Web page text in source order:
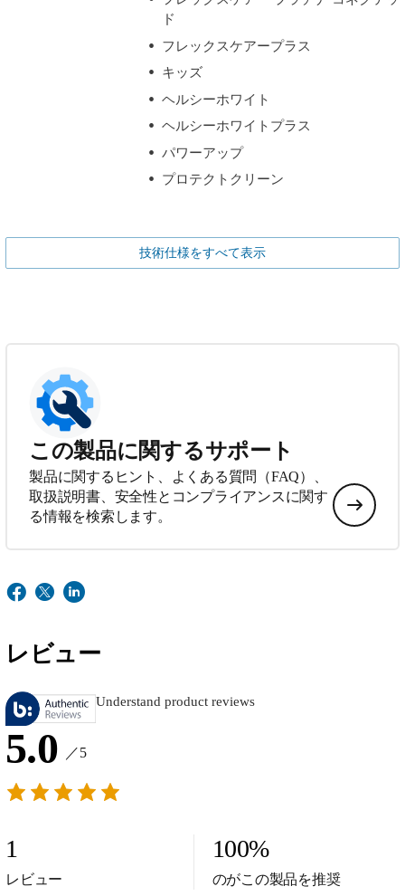
ド
フレックスケアープラス
キッズ
ヘルシーホワイト
ヘルシーホワイトプラス
パワーアップ
プロテクトクリーン
技術仕様をすべて表示
この製品に関するサポート
製品に関するヒント、よくある質問（FAQ）、
取扱説明書、安全性とコンプライアンスに関す
る情報を検索します。
レビュー
Understand product reviews
5.0 ／5
1
レビュー
100%
のがこの製品を推奨